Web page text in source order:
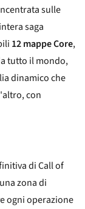
sulle
saga
12 mappe Core,
tutto il mondo,
dinamico che
con
di Call of
zona di
ogni operazione